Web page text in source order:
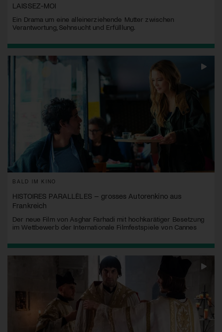
LAISSEZ-MOI
Ein Drama um eine alleinerziehende Mutter zwischen
Verantwortung, Sehnsucht und Erfülllung.
BALD IM KINO
HISTOIRES PARALLÈLES – grosses Autorenkino aus
Frankreich
Der neue Film von Asghar Farhadi mit hochkarätiger Besetzung
im Wettbewerb der Internationale Filmfestspiele von Cannes